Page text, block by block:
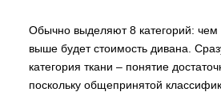
Обычно выделяют 8 категорий:
выше будет стоимость дивана.
категория ткани – понятие
поскольку общепринятой